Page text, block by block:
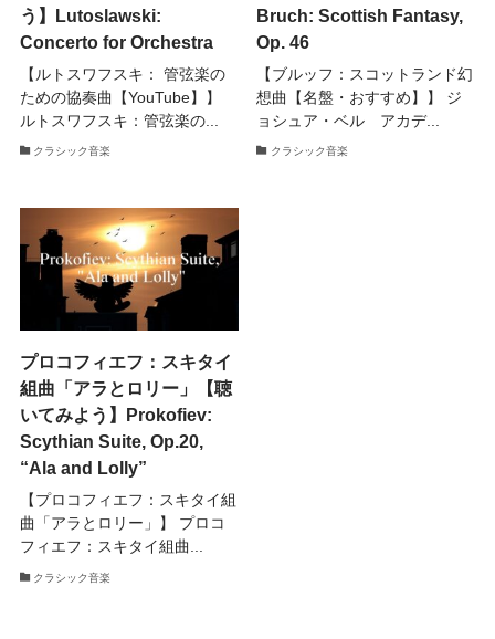
う】Lutoslawski:
Concerto for Orchestra
【ルトスワフスキ： 管弦楽の
ための協奏曲【YouTube】】
ルトスワフスキ：管弦楽の...
クラシック音楽
Bruch: Scottish Fantasy,
Op. 46
【ブルッフ：スコットランド幻
想曲【名盤・おすすめ】】 ジ
ョシュア・ベル アカデ...
クラシック音楽
プロコフィエフ：スキタイ
組曲「アラとロリー」【聴
いてみよう】Prokofiev:
Scythian Suite, Op.20,
“Ala and Lolly”
【プロコフィエフ：スキタイ組
曲「アラとロリー」】 プロコ
フィエフ：スキタイ組曲...
クラシック音楽